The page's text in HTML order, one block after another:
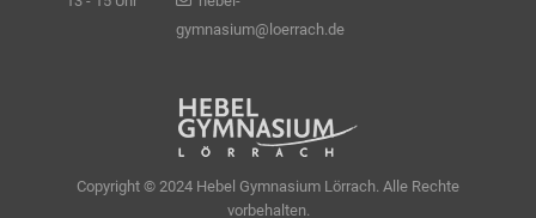
gymnasium@loerrach.de
Copyright © 2024 Hebel Gymnasium Lörrach. Alle Rechte
vorbehalten.